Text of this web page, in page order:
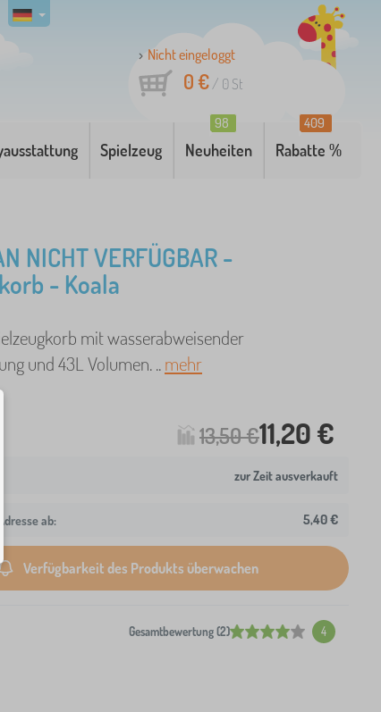
Nicht eingeloggt
0 €/ 0 St
Spielzeug Neuheiten
98
Rabatte %
409
NICHT VERFÜGBAR -
- Koala
mit wasserabweisender
und 43L Volumen. ..mehr
13,50 €11,20 €
zur Zeit ausverkauft
ab: 5,40 €
Verfügbarkeit des Produkts überwachen
Gesamtbewertung (2) 4